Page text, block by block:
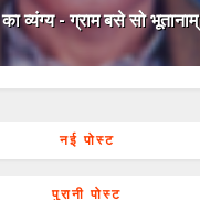
व्यंग्य - ग्राम बसे सो भूतानाम्
नई पोस्ट
पुरानी पोस्ट